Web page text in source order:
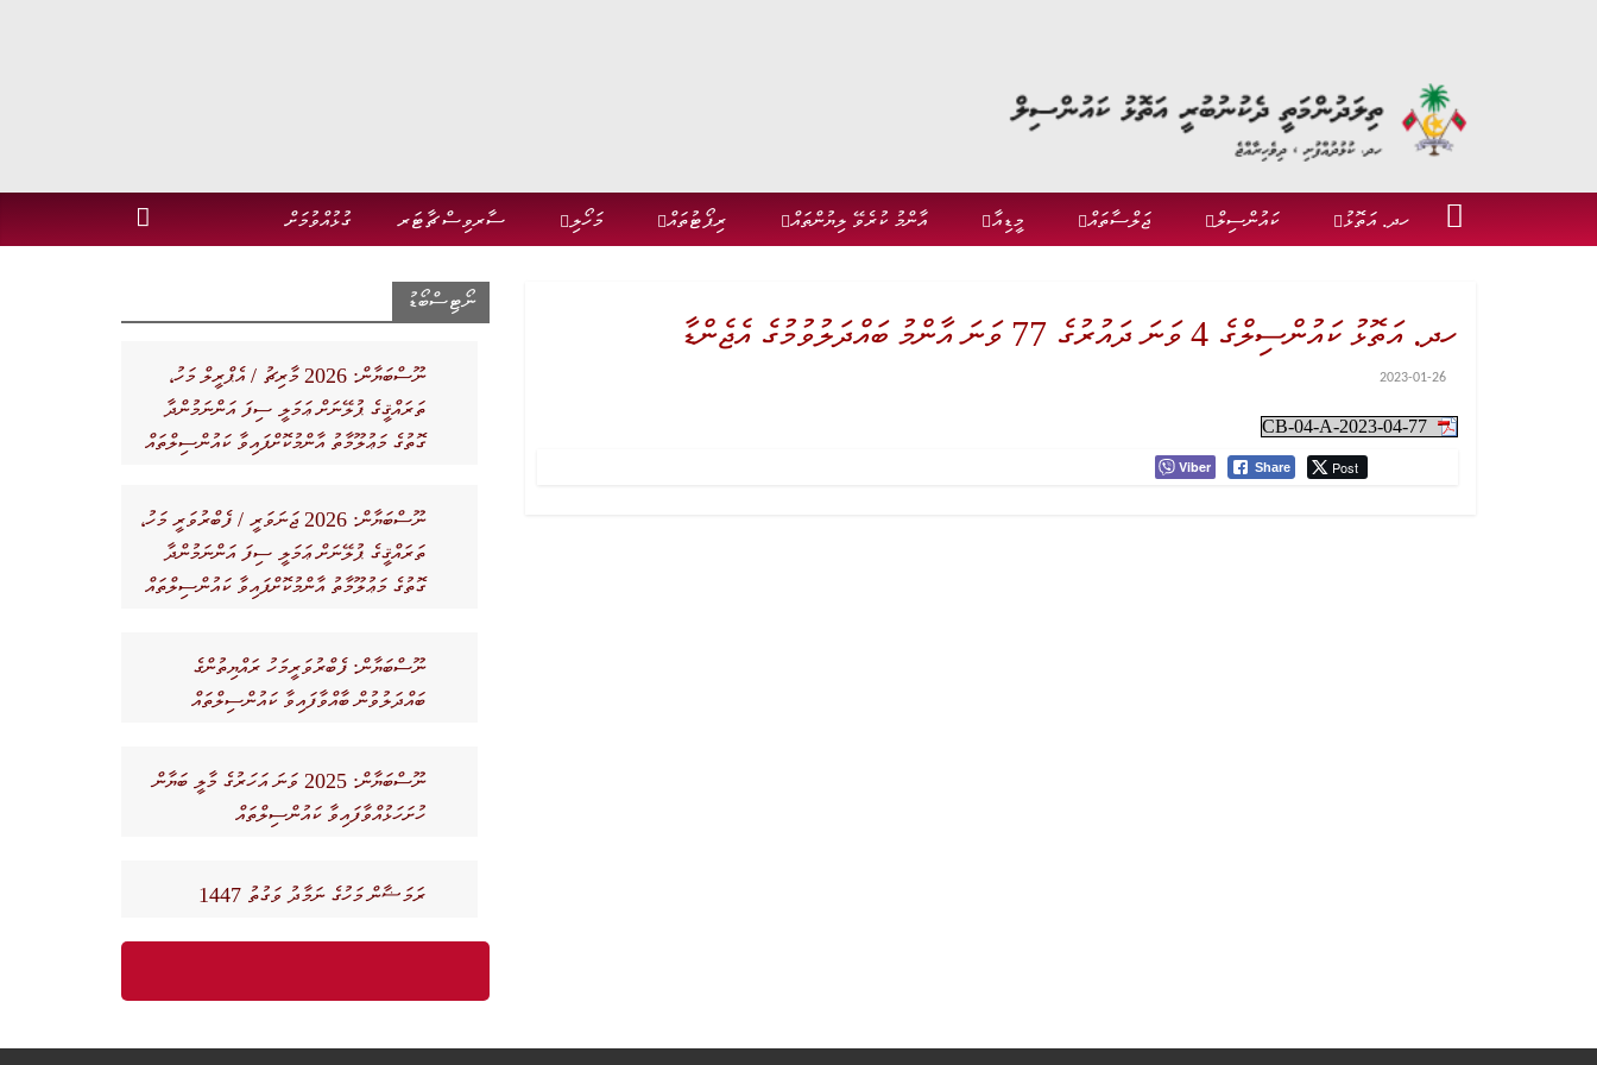
ހދ. އަތޮޅު ކައުންސިލް ޖަލްސާތައް މީޑިއާ އާންމު ކުރެވޭ ލިޔުންތައް ރިޕޯޓުތައް މަހޯލި ސާރވިސް ޗާޓަރ ގުޅުއްވުމަށް
ހދ. އަތޮޅު ކައުންސިލްގެ 4 ވަނަ ދައުރުގެ 77 ވަނަ އާންމު ބައްދަލުވުމުގެ އެޖެންޑާ
2023-01-26
CB-04-A-2023-04-77
Viber Share Post
ނޯޓިސްބޯޑު
ނޫސްބަޔާން: 2026 މާރިޗު / އެޕްރީލް މަހު،
ތަރައްޤީގެ ޕުލޭނަށް ޢަމަލީ ސިފަ އަންނަމުންދާ
ގޮތުގެ މަޢުލޫމާތު އާންމުކޮށްފައިވާ ކައުންސިލްތައް
ނޫސްބަޔާން: 2026 ޖަނަވަރީ / ފެބްރުވަރީ މަހު،
ތަރައްޤީގެ ޕުލޭނަށް ޢަމަލީ ސިފަ އަންނަމުންދާ
ގޮތުގެ މަޢުލޫމާތު އާންމުކޮށްފައިވާ ކައުންސިލްތައް
ނޫސްބަޔާން: ފެބްރުވަރީމަހު ރައްޔިތުންގެ
ބައްދަލުވުން ބާއްވާފައިވާ ކައުންސިލްތައް
ނޫސްބަޔާން: 2025 ވަނަ އަހަރުގެ މާލީ ބަޔާން
ހުށަހަޅުއްވާފައިވާ ކައުންސިލްތައް
ރަމަޟާން މަހުގެ ނަމާދު ވަގުތު 1447